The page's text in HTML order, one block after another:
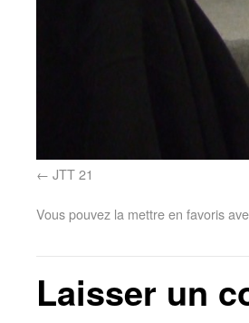
JTT 21
Vous pouvez la mettre en favoris
Laisser un